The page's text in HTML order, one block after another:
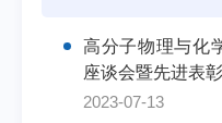
高分子物理与化
座谈会暨先进表
2023-07-13